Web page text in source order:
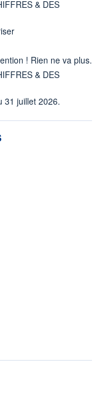
& DES
! Rien ne va plus.
& DES
31 juillet 2026.